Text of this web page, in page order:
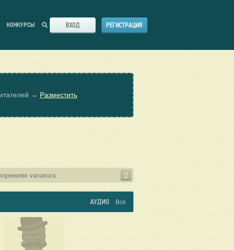
КОНКУРСЫ ВХОД РЕГИСТРАЦИЯ
→ Разместить
АУДИО Все